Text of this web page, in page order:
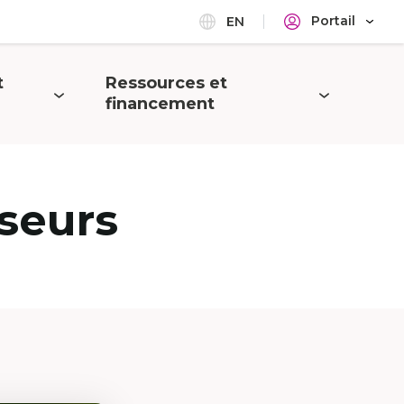
EN Portail
Ouvrir
Ressources et
financement